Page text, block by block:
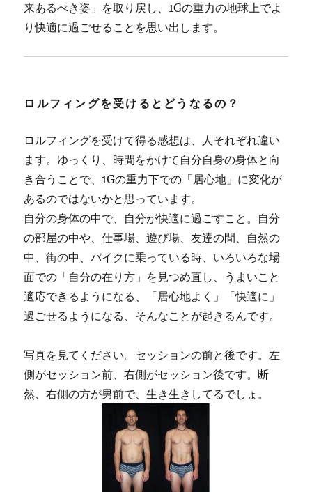
来あるべき姿」を取り戻し、1Gの重力の地球上でよ
り快適に過ごせることを思い出します。
ロルフィングを受けるとどうなるの？
ロルフィングを受けて得る感想は、人それぞれ違い
ます。ゆっくり、時間をかけて自分自身の身体と向
き合うことで、1Gの重力下での「居心地」に変化が
あるのではないかと思っています。
自分の身体の中で、自分が快適に過ごすこと。自分
の部屋の中や、仕事場、遊び場、友達の間、自然の
中、街の中、バイクに乗っている時、いろいろな場
面での「自分の在り方」を見つめ直し、うまいこと
適応できるようになる、「居心地よく」「快適に」
過ごせるようになる、そんなことが起きるんです。
写真を見てください。セッションの前と後です。左
側がセッション前、右側がセッション後です。断
然、右側の方が男前で、生き生きしてるでしょ。